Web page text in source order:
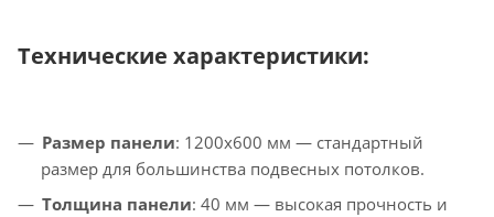
Технические характеристики:
Размер панели: 1200x600 мм — стандартный
размер для большинства подвесных потолков.
Толщина панели: 40 мм — высокая прочность и